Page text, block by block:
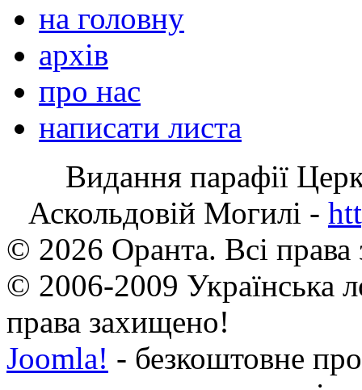
на головну
архів
про нас
написати листа
Видання парафії
Аскольдовій Могилі -
© 2026 Оранта. Всі
© 2006-2009 Українська
права захищено!
Joomla! - безкоштовне